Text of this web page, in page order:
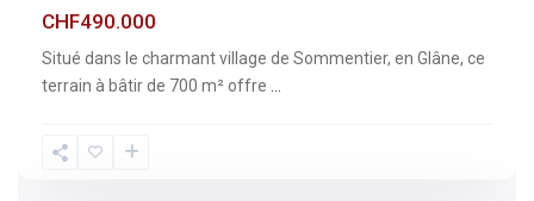
CHF490.000
Situé dans le charmant village de Sommentier, en Glâne, ce
terrain à bâtir de 700 m² offre
Fribourg